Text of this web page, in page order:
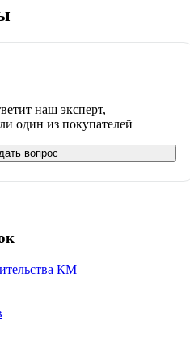
наш эксперт,
один из покупателей
вопрос
КМ